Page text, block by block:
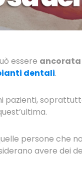
essere
dentali.
pazienti,
persone che
avere dei